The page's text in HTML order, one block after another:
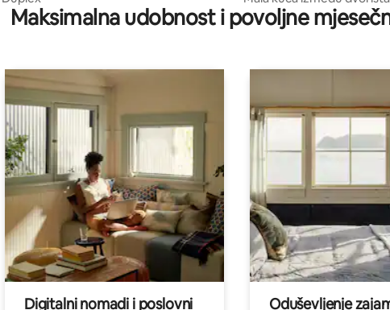
Maksimalna udobnost i povoljne
Digitalni nomadi i poslovni
Oduševljenje